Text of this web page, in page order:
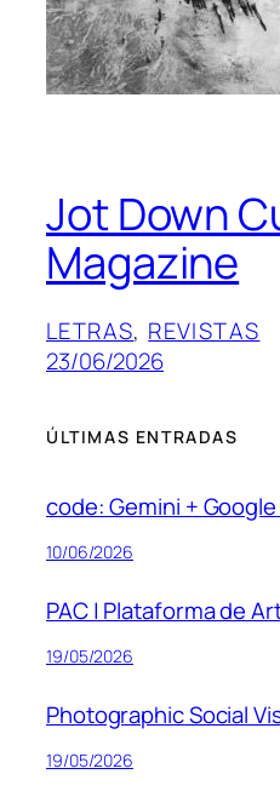
Jot Down
Magazine
LETRAS, REVISTAS
23/06/2026
ÚLTIMAS ENTRADAS
code: Gemini +
10/06/2026
PAC | Plataforma de
19/05/2026
Photographic Social
19/05/2026